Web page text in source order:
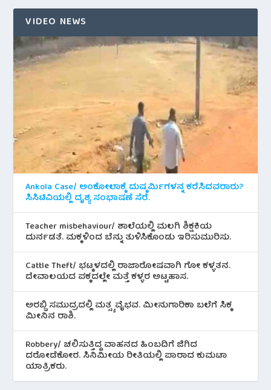
VIDEO NEWS
Ankola Case/ ಅಂಕೋಲಾಕ್ಕೆ ದುಷ್ಕರ್ಮಿಗಳನ್ನ ಕರೆಸಿದವರಾರು?
ಸಿಸಿಟಿವಿಯಲ್ಲಿ ದೃಶ್ಯ ಸಂಭಾಷಣೆ ಸೆರೆ.
Teacher misbehaviour/ ಶಾಲೆಯಲ್ಲಿ ಮಲಗಿ ಶಿಕ್ಷಕಿಯ
ದುರ್ನಡತೆ. ಮಕ್ಕಳಿಂದ ಬೆನ್ನು ತುಳಿಸಿಕೊಂಡು ಇರಿಸುಮುರಿಸು.
Cattle Theft/ ಭಟ್ಕಳದಲ್ಲಿ ರಾಜಾರೋಷವಾಗಿ ಗೋ ಕಳ್ಳತನ.
ದೇವಾಲಯದ ಪಕ್ಕದಲ್ಲೇ ಮತ್ತೆ ಕಳ್ಳರ ಅಟ್ಟಹಾಸ.
ಅರಬ್ಬಿ ಸಮುದ್ರದಲ್ಲಿ ಮತ್ಸ್ಯ ವೈಭವ. ಮೀನುಗಾರಿಕಾ ಬಲೆಗೆ ಸಿಕ್ಕ
ಮೀನಿನ‌ ರಾಶಿ.
Robbery/ ಚಲಿಸುತ್ತಿದ್ದ ವಾಹನದ ಹಿಂಬದಿಗೆ ಜಿಗಿದ
ದರೋಡೆಕೋರ. ಸಿನಿಮೀಯ ರೀತಿಯಲ್ಲಿ ಪಾರಾದ ಕುಮಟಾ
ಯಾತ್ರಿಕರು.